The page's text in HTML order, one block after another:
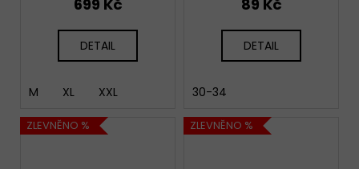
699 Kč
DETAIL
M XL XXL
89 Kč
DETAIL
30-34
ZLEVNĚNO % ZLEVNĚNO %